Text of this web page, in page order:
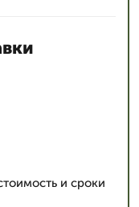
и сроки